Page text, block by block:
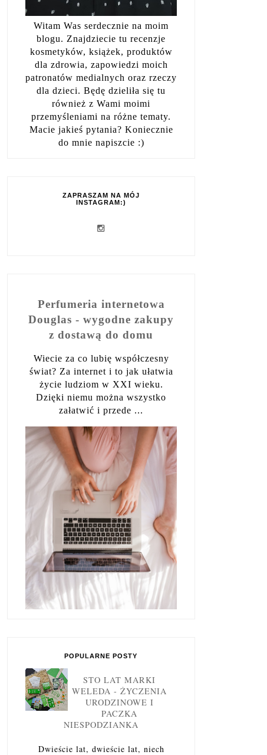
Witam Was serdecznie na moim
blogu. Znajdziecie tu recenzje
kosmetyków, książek, produktów
dla zdrowia, zapowiedzi moich
patronatów medialnych oraz rzeczy
dla dzieci. Będę dzieliła się tu
również z Wami moimi
przemyśleniami na różne tematy.
Macie jakieś pytania? Koniecznie
do mnie napiszcie :)
ZAPRASZAM NA MÓJ
INSTAGRAM:)
Perfumeria internetowa
Douglas - wygodne zakupy
z dostawą do domu
Wiecie za co lubię współczesny
świat? Za internet i to jak ułatwia
życie ludziom w XXI wieku.
Dzięki niemu można wszystko
załatwić i przede ...
POPULARNE POSTY
STO LAT MARKI
WELEDA - ŻYCZENIA
URODZINOWE I
PACZKA
NIESPODZIANKA
Dwieście lat, dwieście lat, niech